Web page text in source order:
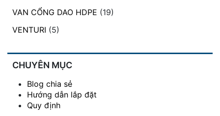
VAN CỔNG DAO HDPE (19)
VENTURI (5)
CHUYÊN MỤC
Blog chia sẻ
Hướng dẫn lắp đặt
Quy định